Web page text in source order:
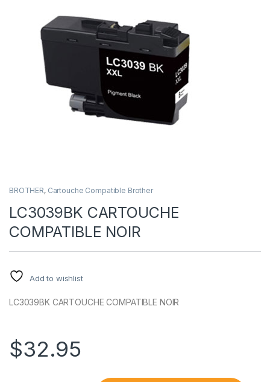
BROTHER, Cartouche Compatible Brother
LC3039BK CARTOUCHE
COMPATIBLE NOIR
Add to wishlist
LC3039BK CARTOUCHE COMPATIBLE NOIR
$32.95